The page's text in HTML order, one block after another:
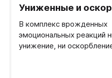
за тебя.
Униженные и
В комплекс врожденных
эмоциональных реакций
унижение, ни